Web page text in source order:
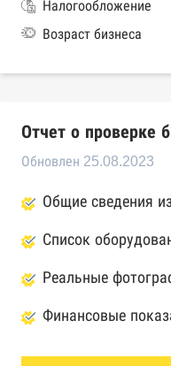
Налогообложение
Возраст бизнеса
Отчет о проверке
Обновлен 25.08.2023
Общие сведения
Список
Реальные
Финансовые